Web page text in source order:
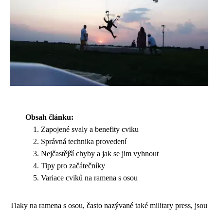
Obsah článku:
Zapojené svaly a benefity cviku
Správná technika provedení
Nejčastější chyby a jak se jim vyhnout
Tipy pro začátečníky
Variace cviků na ramena s osou
Tlaky na ramena s osou, často nazývané také military press, jsou